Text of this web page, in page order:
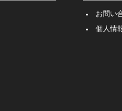
お問い
個人情